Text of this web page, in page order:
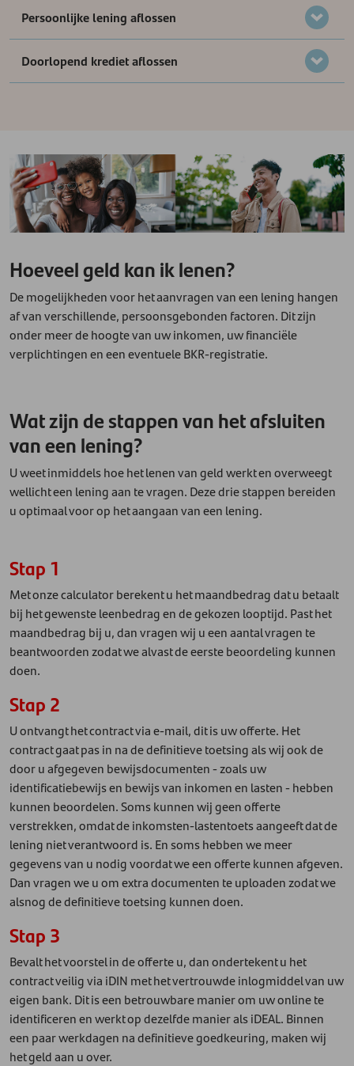
Persoonlijke lening aflossen
Doorlopend krediet aflossen
Hoeveel geld kan ik lenen?
De mogelijkheden voor het aanvragen van een lening hangen
af van verschillende, persoonsgebonden factoren. Dit zijn
onder meer de hoogte van uw inkomen, uw financiële
verplichtingen en een eventuele BKR-registratie.
Wat zijn de stappen van het afsluiten
van een lening?
U weet inmiddels hoe het lenen van geld werkt en overweegt
wellicht een lening aan te vragen. Deze drie stappen bereiden
u optimaal voor op het aangaan van een lening.
Stap 1
Met onze calculator berekent u het maandbedrag dat u betaalt
bij het gewenste leenbedrag en de gekozen looptijd. Past het
maandbedrag bij u, dan vragen wij u een aantal vragen te
beantwoorden zodat we alvast de eerste beoordeling kunnen
doen.
Stap 2
U ontvangt het contract via e-mail, dit is uw offerte. Het
contract gaat pas in na de definitieve toetsing als wij ook de
door u afgegeven bewijsdocumenten - zoals uw
identificatiebewijs en bewijs van inkomen en lasten - hebben
kunnen beoordelen. Soms kunnen wij geen offerte
verstrekken, omdat de inkomsten-lastentoets aangeeft dat de
lening niet verantwoord is. En soms hebben we meer
gegevens van u nodig voordat we een offerte kunnen afgeven.
Dan vragen we u om extra documenten te uploaden zodat we
alsnog de definitieve toetsing kunnen doen.
Stap 3
Bevalt het voorstel in de offerte u, dan ondertekent u het
contract veilig via iDIN met het vertrouwde inlogmiddel van uw
eigen bank. Dit is een betrouwbare manier om uw online te
identificeren en werkt op dezelfde manier als iDEAL. Binnen
een paar werkdagen na definitieve goedkeuring, maken wij
het geld aan u over.